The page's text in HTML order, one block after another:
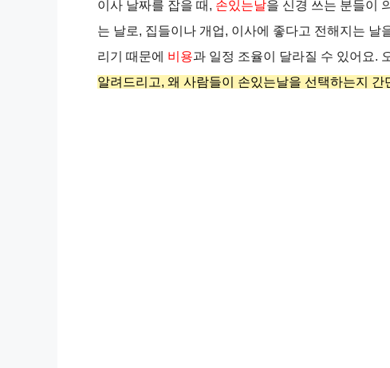
이사 날짜를 잡을 때, 손있는날을 신경 쓰는 분들이
는 날로, 집들이나 개업, 이사에 좋다고 전해지는
리기 때문에 비용과 일정 조율이 달라질 수 있어요.
알려드리고, 왜 사람들이 손있는날을 선택하는지 간